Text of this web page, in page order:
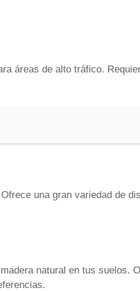
áreas de alto tráfico.
una gran variedad de
natural en tus suelos.